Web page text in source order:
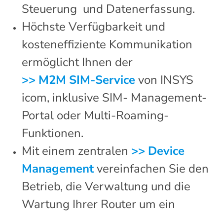
Steuerung und Datenerfassung.
Höchste Verfügbarkeit und
kosteneffiziente Kommunikation
ermöglicht Ihnen der
>> M2M SIM-Servicevon INSYS
icom, inklusive SIM- Management-
Portal oder Multi-Roaming-
Funktionen.
Mit einem zentralen >> Device
Managementvereinfachen Sie den
Betrieb, die Verwaltung und die
Wartung Ihrer Router um ein